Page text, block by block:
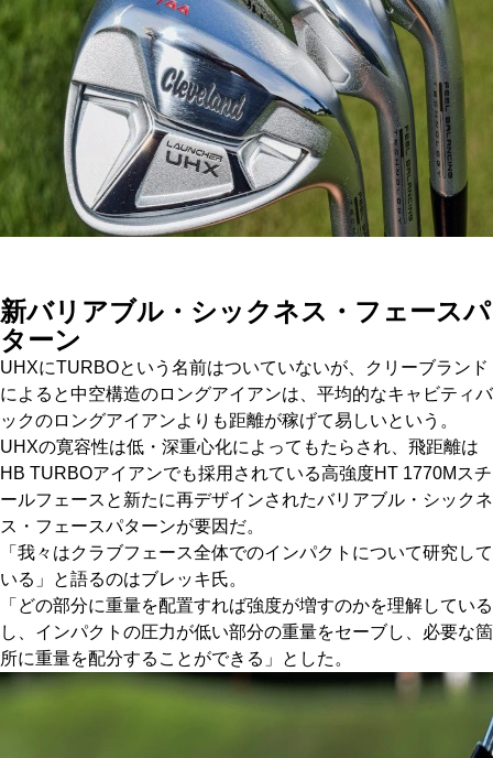
新バリアブル・シックネス・フェースパ
ターン
UHXにTURBOという名前はついていないが、クリーブランド
によると中空構造のロングアイアンは、平均的なキャビティバ
ックのロングアイアンよりも距離が稼げて易しいという。
UHXの寛容性は低・深重心化によってもたらされ、飛距離は
HB TURBOアイアンでも採用されている高強度HT 1770Mスチ
ールフェースと新たに再デザインされたバリアブル・シックネ
ス・フェースパターンが要因だ。
「我々はクラブフェース全体でのインパクトについて研究して
いる」と語るのはブレッキ氏。
「どの部分に重量を配置すれば強度が増すのかを理解している
し、インパクトの圧力が低い部分の重量をセーブし、必要な箇
所に重量を配分することができる」とした。